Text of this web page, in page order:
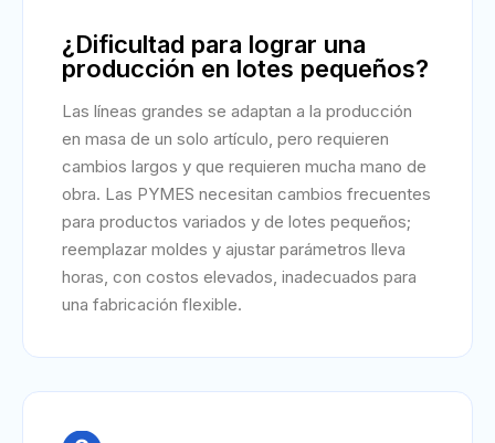
¿Dificultad para lograr una
producción en lotes pequeños?
Las líneas grandes se adaptan a la producción
en masa de un solo artículo, pero requieren
cambios largos y que requieren mucha mano de
obra. Las PYMES necesitan cambios frecuentes
para productos variados y de lotes pequeños;
reemplazar moldes y ajustar parámetros lleva
horas, con costos elevados, inadecuados para
una fabricación flexible.